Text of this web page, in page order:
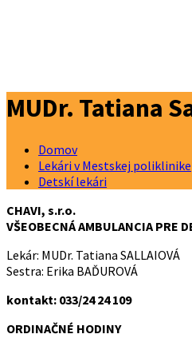
MUDr. Tatiana
Domov
Lekári v Mestskej poliklinike
Detskí lekári
CHAVI, s.r.o.
VŠEOBECNÁ AMBULANCIA PRE
Lekár: MUDr. Tatiana SALLAIOVÁ
Sestra: Erika BAĎUROVÁ
kontakt: 033/24 24 109
ORDINAČNÉ HODINY